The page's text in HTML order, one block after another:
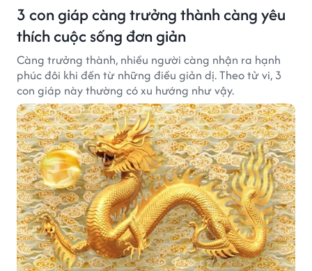
3 con giáp càng trưởng thành càng yêu
thích cuộc sống đơn giản
Càng trưởng thành, nhiều người càng nhận ra hạnh
phúc đôi khi đến từ những điều giản dị. Theo tử vi, 3
con giáp này thường có xu hướng như vậy.